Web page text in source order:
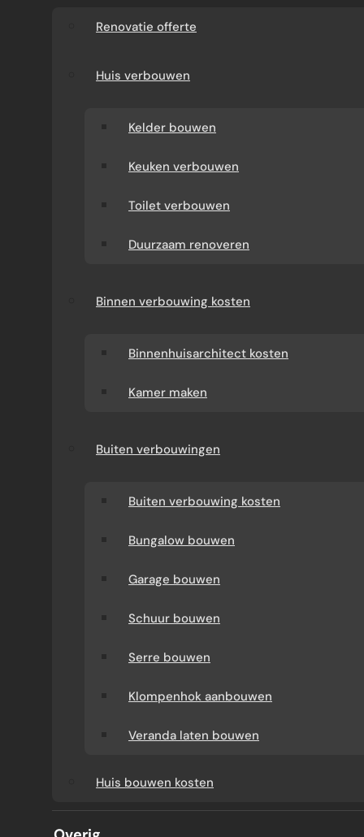
Renovatie offerte
Huis verbouwen
Kelder bouwen
Keuken verbouwen
Toilet verbouwen
Duurzaam renoveren
Binnen verbouwing kosten
Binnenhuisarchitect kosten
Kamer maken
Buiten verbouwingen
Buiten verbouwing kosten
Bungalow bouwen
Garage bouwen
Schuur bouwen
Serre bouwen
Klompenhok aanbouwen
Veranda laten bouwen
Huis bouwen kosten
SPOUWMUUR LATEN
woning kost en welke besparing mogelijk is?